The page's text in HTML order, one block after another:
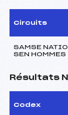
Circuits
SAMSE
SEN HOMMES
Résultats
Codex